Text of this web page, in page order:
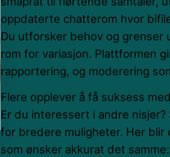
oppdaterte chatterom hvor
Du utforsker behov og grenser
rom for variasjon. Plattformen
rapportering, og moderering
Flere opplever å få suksess
Er du interessert i andre nisjer?
for bredere muligheter. Her
som ønsker akkurat det